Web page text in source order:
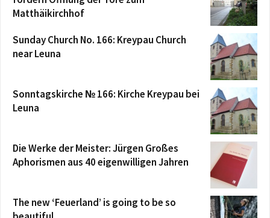
Matthäikirchhof
Sunday Church No. 166: Kreypau Church
near Leuna
Sonntagskirche № 166: Kirche Kreypau bei
Leuna
Die Werke der Meister: Jürgen Großes
Aphorismen aus 40 eigenwilligen Jahren
The new ‘Feuerland’ is going to be so